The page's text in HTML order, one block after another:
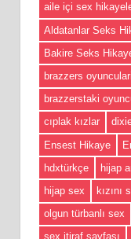
aile içi sex
Aldatanlar Seks
Bakire Seks
brazzers oyunculari
brazzerstaki
cıplak kızlar
Ensest Hikaye
hdxtürkçe
hijap
hijap sex
kızını
olgun türbanlı sex
sex itiraf sayfası